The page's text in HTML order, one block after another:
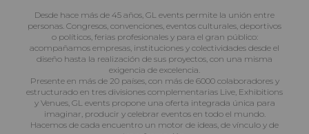
Desde hace más de 45 años, GL events permite la unión entre
personas. Congresos, convenciones, eventos culturales, deportivos
o políticos, ferias profesionales y para el gran público:
acompañamos empresas, instituciones y colectividades desde el
diseño hasta la realización de sus proyectos, con una misma
exigencia de excelencia.
Presente en más de 20 países, con más de 6000 colaboradores y
estructurado en tres divisiones complementarias Live, Exhibitions
y Venues, GL events propone una oferta integrada única para
imaginar, producir y celebrar eventos en todo el mundo.
Hacemos de cada encuentro un motor de ideas, de vínculo y de